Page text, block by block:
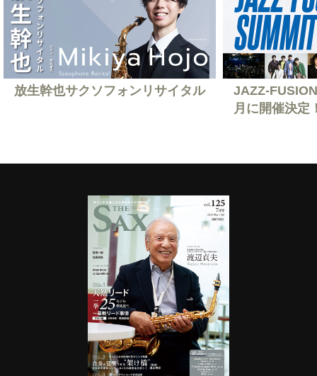
放生幹也サクソフォンリサイタル
JAZZ-
月に開催決定